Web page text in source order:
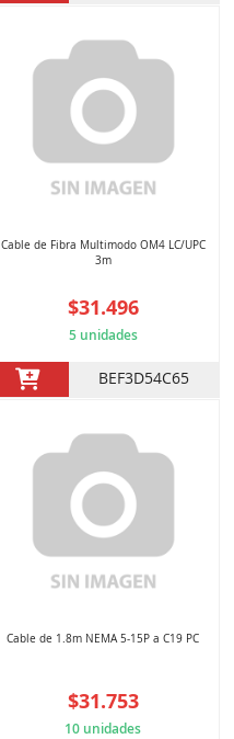
Cable de Fibra Multimodo OM4 LC/UPC
3m
$31.496
5 unidades
BEF3D54C65
Cable de 1.8m NEMA 5-15P a C19 PC
$31.753
10 unidades